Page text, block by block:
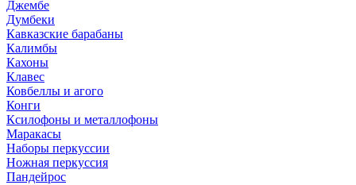
Джембе
Думбеки
Кавказские барабаны
Калимбы
Кахоны
Клавес
Ковбеллы и агого
Конги
Ксилофоны и металлофоны
Маракасы
Наборы перкуссии
Ножная перкуссия
Пандейрос